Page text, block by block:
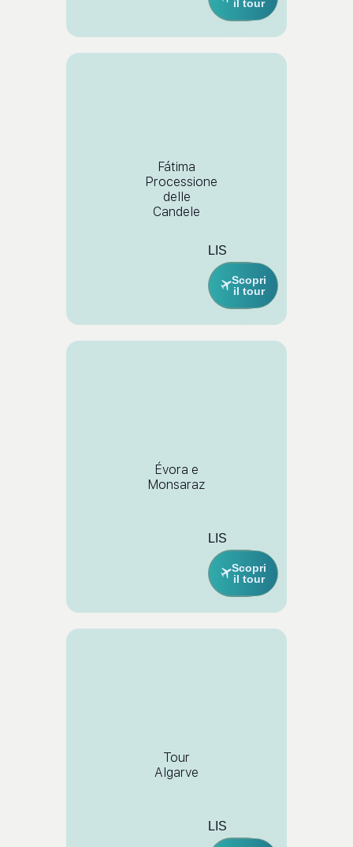
il tour
Fátima
Processione
delle
Candele
LIS
Scopri
il tour
Évora e
Monsaraz
LIS
Scopri
il tour
Tour
Algarve
LIS